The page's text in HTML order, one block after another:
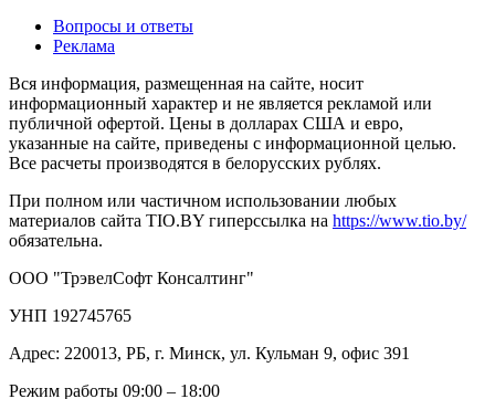
Вопросы и ответы
Реклама
Вся информация, размещенная на сайте, носит
информационный характер и не является рекламой или
публичной офертой. Цены в долларах США и евро,
указанные на сайте, приведены с информационной целью.
Все расчеты производятся в белорусских рублях.
При полном или частичном использовании любых
материалов сайта TIO.BY гиперссылка на https://www.tio.by/
обязательна.
ООО "ТрэвелСофт Консалтинг"
УНП 192745765
Адрес: 220013, РБ, г. Минск, ул. Кульман 9, офис 391
Режим работы 09:00 – 18:00